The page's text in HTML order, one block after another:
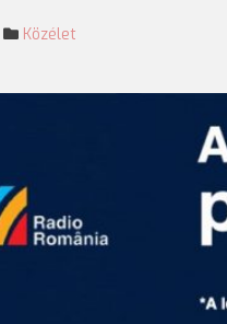
Közélet